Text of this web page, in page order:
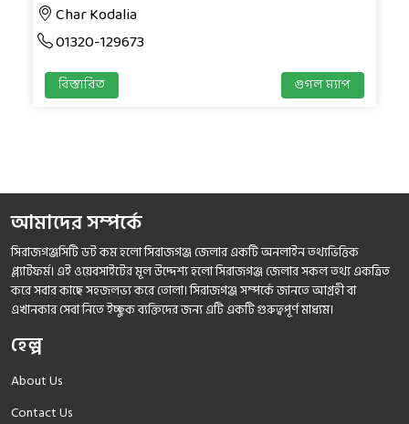
Char Kodalia
01320-129673
বিস্তারিত গুগল ম্যাপ
আমাদের সম্পর্কে
সিরাজগঞ্জসিটি ডট কম হলো সিরাজগঞ্জ জেলার একটি অনলাইন তথ্যভিত্তিক
প্ল্যাটফর্ম। এই ওয়েবসাইটের মূল উদ্দেশ্য হলো সিরাজগঞ্জ জেলার সকল তথ্য একত্রিত
করে সবার কাছে সহজলভ্য করে তোলা। সিরাজগঞ্জ সম্পর্কে জানতে আগ্রহী বা
এখানকার সেবা নিতে ইচ্ছুক ব্যক্তিদের জন্য এটি একটি গুরুত্বপূর্ণ মাধ্যম।
হেল্প
About Us
Contact Us